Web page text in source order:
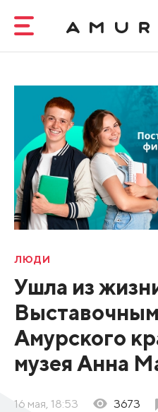
ЛЮДИ
Ушла из
Амурского
музея Анна
16 мая, 18:53 3673